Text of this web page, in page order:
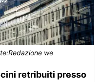
we
retribuiti presso